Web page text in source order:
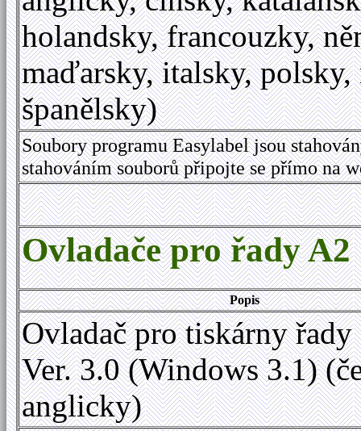
holandsky, francouzky,
maďarsky, italsky, polsky,
španělsky)
Soubory programu Easylabel jsou
stahováním souborů připojte se přímo na
Ovladače pro řady
Popis
Ovladač pro tiskárny řady
Ver. 3.0 (Windows 3.1)
anglicky)